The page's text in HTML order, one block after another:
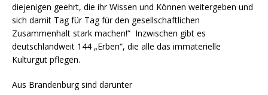
diejenigen geehrt, die ihr Wissen und Können weitergeben und
sich damit Tag für Tag für den gesellschaftlichen
Zusammenhalt stark machen!“ Inzwischen gibt es
deutschlandweit 144 „Erben“, die alle das immaterielle
Kulturgut pflegen.
Aus Brandenburg sind darunter